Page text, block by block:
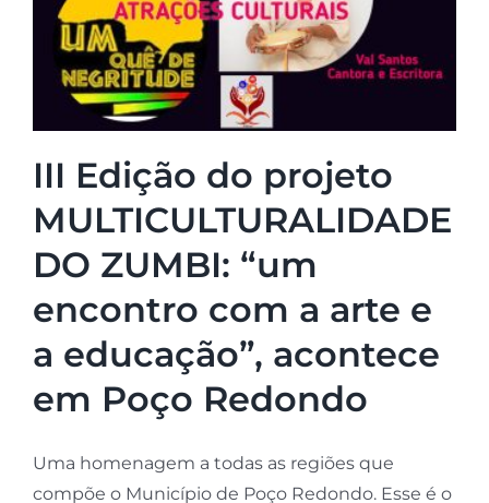
III Edição do projeto
MULTICULTURALIDADE
DO ZUMBI: “um
encontro com a arte e
a educação”, acontece
em Poço Redondo
Uma homenagem a todas as regiões que
compõe o Município de Poço Redondo. Esse é o